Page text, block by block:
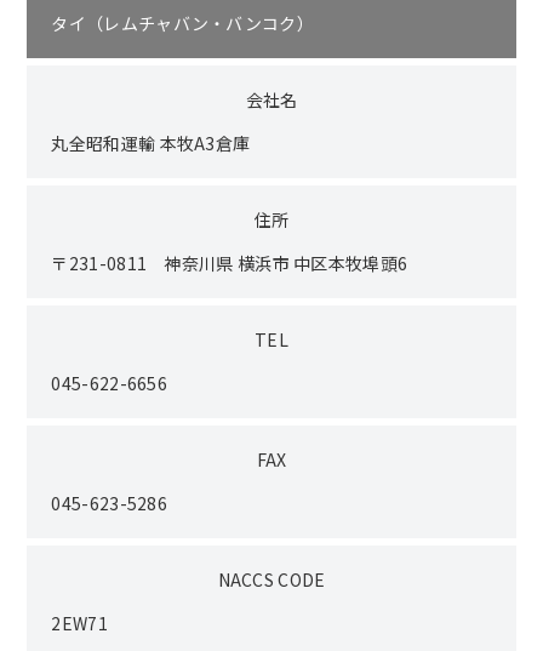
タイ（レムチャバン・バンコク）
会社名
丸全昭和運輸 本牧A3倉庫
住所
〒231-0811 神奈川県 横浜市 中区本牧埠頭6
TEL
045-622-6656
FAX
045-623-5286
NACCS CODE
2EW71